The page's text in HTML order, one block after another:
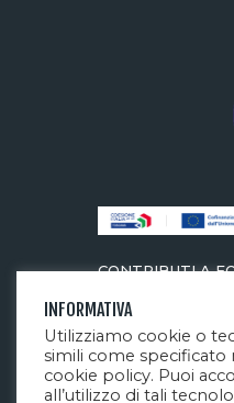
CONTRIBUTI A
Netformedia.it
reserved.
INFORMATIVA
Utilizziamo cookie o
simili come specificato
cookie policy. Puoi
all’utilizzo di tali